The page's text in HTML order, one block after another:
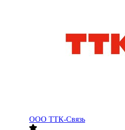
ООО ТТК-Связь